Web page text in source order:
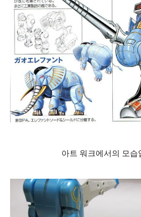
아트 워크에서의 모습